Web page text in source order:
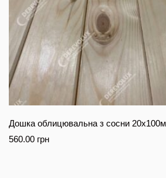
Дошка облицювальна з сосни
560.00 грн